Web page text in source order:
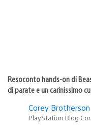
Resoconto hands-on di
di parate e un carinissimo
Corey Brotherson
PlayStation Blog